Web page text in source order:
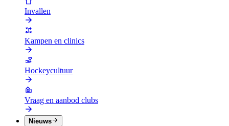
Invallen
Kampen en clinics
Hockeycultuur
Vraag en aanbod clubs
Nieuws